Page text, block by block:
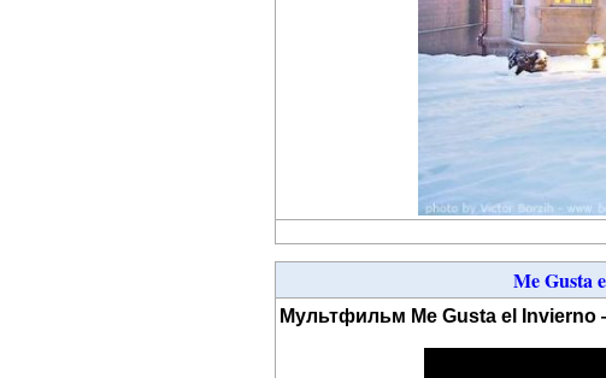
Me Gusta
Мультфильм Me Gusta el